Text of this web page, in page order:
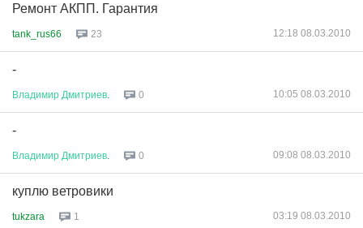
Ремонт АКПП. Гарантия
tank_rus66 23 12:18 08.03.2010
-
Владимир Дмитриев 0 10:05 08.03.2010
-
Владимир Дмитриев 0 09:08 08.03.2010
куплю ветровики
tukzara 1 03:19 08.03.2010